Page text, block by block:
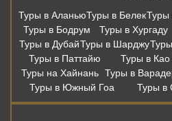
Туры в АланьюТуры в БелекТуры
Туры в Бодрум
Туры в Хургаду
Туры в ДубайТуры в Шарджу
Туры в Паттайю
Туры в Као
Туры на Хайнань Туры в
Туры в Южный Гоа
Туры в